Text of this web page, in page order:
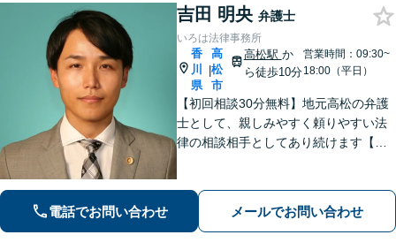
吉田 明央 弁護士
いろは法律事務所
香
川
県
|
高
松
市
高松駅 か
ら徒歩10分
営業時間：09:30~
18:00（平日）
【初回相談30分無料】地元高松の弁護
士として、親しみやすく頼りやすい法
律の相談相手としてあり続けます【相
【離婚問題】不貞慰謝料の請求する側
／された側、双方に対応【弁護士歴10
電話でお問い合わせ メールでお問い合わせ